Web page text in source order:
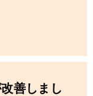
善しまし